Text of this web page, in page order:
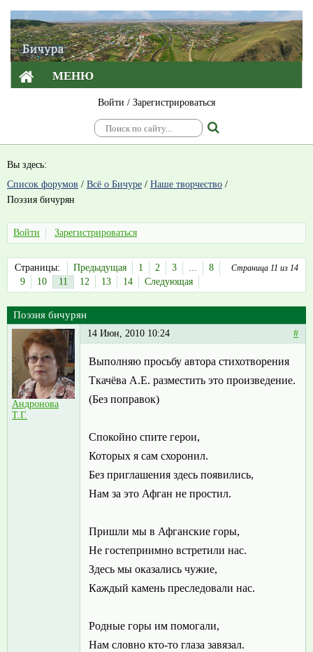
МЕНЮ
Войти / Зарегистрироваться
Вы здесь:
Список форумов / Всё о Бичуре / Наше творчество /
Поэзия бичурян
Войти Зарегистрироваться
Страница 11 из 14
Страницы: Предыдущая 1 2 3 ...
8
9
10 11 12 13 14 Следующая
Поэзия бичурян
Андронова
Т.Г.
14 Июн, 2010 10:24 #
Выполняю просьбу автора стихотворения
Ткачёва А.Е. разместить это произведение.
(Без поправок)
Спокойно спите герои,
Которых я сам схоронил.
Без приглашения здесь появились,
Нам за это Афган не простил.
Пришли мы в Афганские горы,
Не гостеприимно встретили нас.
Здесь мы оказались чужие,
Каждый камень преследовали нас.
Родные горы им помогали,
Нам словно кто-то глаза завязал.